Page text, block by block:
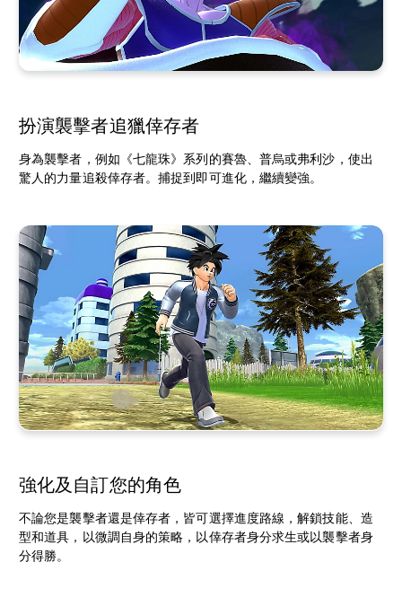
扮演襲擊者追獵倖存者
身為襲擊者，例如《七龍珠》系列的賽魯、普烏或弗利沙，使出
驚人的力量追殺倖存者。捕捉到即可進化，繼續變強。
強化及自訂您的角色
不論您是襲擊者還是倖存者，皆可選擇進度路線，解鎖技能、造
型和道具，以微調自身的策略，以倖存者身分求生或以襲擊者身
分得勝。